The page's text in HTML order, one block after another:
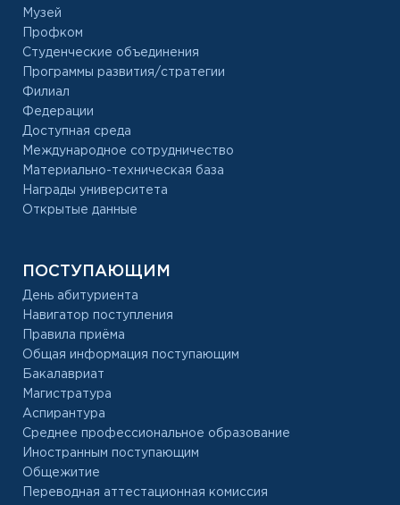
Музей
Профком
Студенческие объединения
Программы развития/стратегии
Филиал
Федерации
Доступная среда
Международное сотрудничество
Материально-техническая база
Награды университета
Открытые данные
ПОСТУПАЮЩИМ
День абитуриента
Навигатор поступления
Правила приёма
Общая информация поступающим
Бакалавриат
Магистратура
Аспирантура
Среднее профессиональное образование
Иностранным поступающим
Общежитие
Переводная аттестационная комиссия